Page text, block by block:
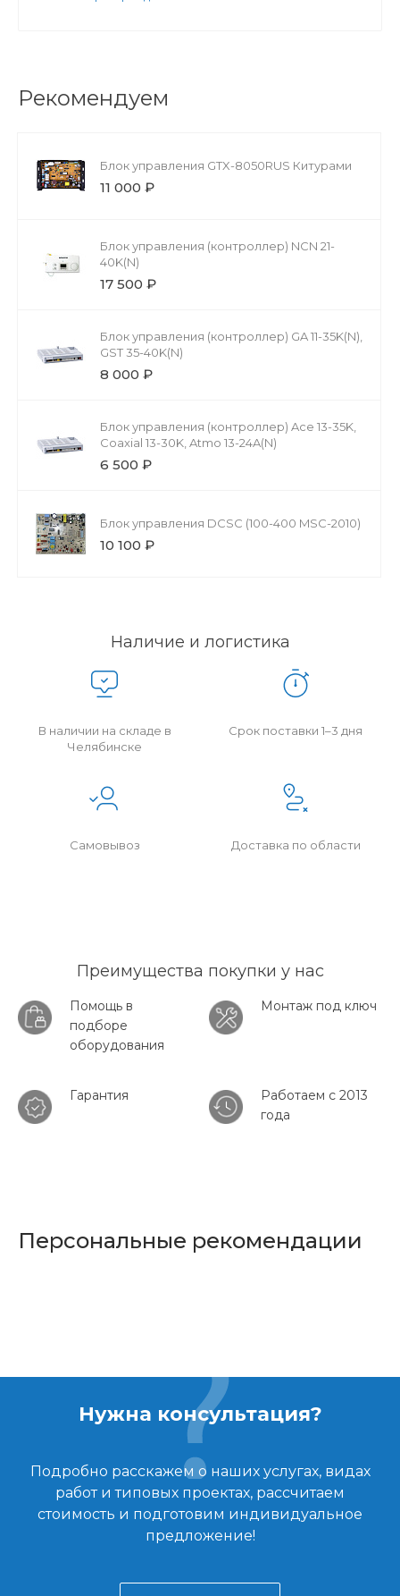
Рекомендуем
Блок управления GTX-8050RUS Китурами
11 000 ₽
Блок управления (контроллер) NCN 21-
40K(N)
17 500 ₽
Блок управления (контроллер) GA 11-35K(N),
GST 35-40K(N)
8 000 ₽
Блок управления (контроллер) Ace 13-35K,
Coaxial 13-30K, Atmo 13-24A(N)
6 500 ₽
Блок управления DCSC (100-400 MSC-2010)
10 100 ₽
Наличие и логистика
В наличии на складе в
Челябинске
Срок поставки 1–3 дня
Самовывоз Доставка по области
Преимущества покупки у нас
Помощь в
подборе
оборудования
Монтаж под ключ
Гарантия
Работаем с 2013
года
Персональные рекомендации
Нужна консультация?
Подробно расскажем о наших услугах, видах
работ и типовых проектах, рассчитаем
стоимость и подготовим индивидуальное
предложение!